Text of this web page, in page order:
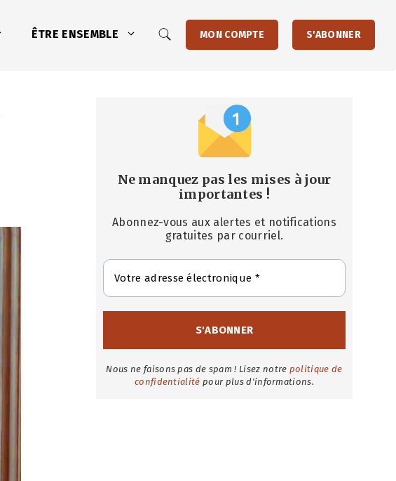
ÊTRE ENSEMBLE MON COMPTE S'ABONNER
Ne manquez pas les mises à jour
importantes !
Abonnez-vous aux alertes et notifications
gratuites par courriel.
Nous ne faisons pas de spam ! Lisez notre politique de
confidentialité pour plus d'informations.